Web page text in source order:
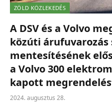
ZÖLD KÖZLEKEDÉS
A DSV és a Volvo
közúti árufuvarozás
mentesítésének
a Volvo 300
kapott
2024. augusztus 28.